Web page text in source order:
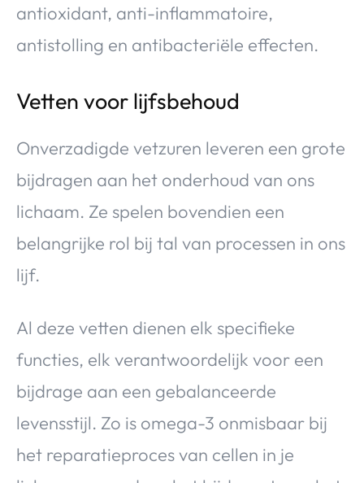
antioxidant, anti-inflammatoire,
antistolling en antibacteriële effecten.
Vetten voor lijfsbehoud
Onverzadigde vetzuren leveren een grote
bijdragen aan het onderhoud van ons
lichaam. Ze spelen bovendien een
belangrijke rol bij tal van processen in ons
lijf.
Al deze vetten dienen elk specifieke
functies, elk verantwoordelijk voor een
bijdrage aan een gebalanceerde
levensstijl. Zo is omega-3 onmisbaar bij
het reparatieproces van cellen in je